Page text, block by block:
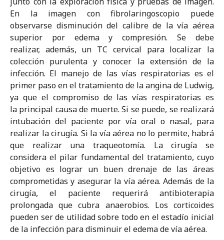
En la imagen con fibrolaringoscopio puede
observarse disminución del calibre de la vía aérea
superior por edema y compresión. Se debe
realizar, además, un TC cervical para localizar la
colección purulenta y conocer la extensión de la
infección. El manejo de las vías respiratorias es el
primer paso en el tratamiento de la angina de Ludwig,
ya que el compromiso de las vías respiratorias es
la principal causa de muerte. Si se puede, se realizará
intubación del paciente por vía oral o nasal, para
realizar la cirugía. Si la vía aérea no lo permite, habrá
que realizar una traqueotomía. La cirugía se
considera el pilar fundamental del tratamiento, cuyo
objetivo es lograr un buen drenaje de las áreas
comprometidas y asegurar la vía aérea. Además de la
cirugía, el paciente requerirá antibioterapia
prolongada que cubra anaerobios. Los corticoides
pueden ser de utilidad sobre todo en el estadío inicial
de la infección para disminuir el edema de vía aérea.